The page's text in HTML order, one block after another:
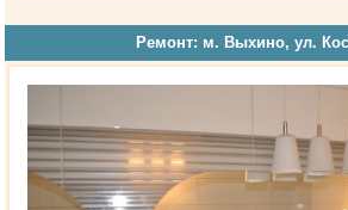
Ремонт: м. Выхино, ул.